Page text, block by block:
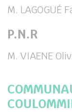
M. LAGOGUÉ
P.N.R
M. VIAENE